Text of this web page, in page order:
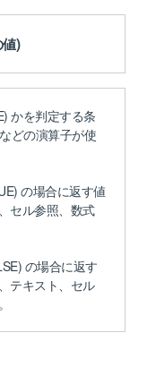
避して視認性を
関数の挿入ボタ
式を入力する
の値を入力す
いることを確認
)
かを判定する条
どの演算子が使
の場合に返す値
セル参照、数式
の場合に返す
テキスト、セル